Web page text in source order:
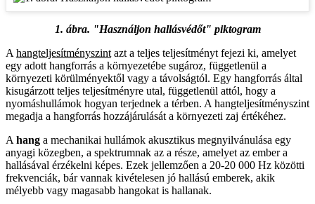
1. ábra. "Használjon hallásvédőt" piktogram
A hangteljesítményszint azt a teljes teljesítményt fejezi ki, amelyet
egy adott hangforrás a környezetébe sugároz, függetlenül a
környezeti körülményektől vagy a távolságtól. Egy hangforrás által
kisugárzott teljes teljesítményre utal, függetlenül attól, hogy a
nyomáshullámok hogyan terjednek a térben. A hangteljesítményszint
megadja a hangforrás hozzájárulását a környezeti zaj értékéhez.
A hang a mechanikai hullámok akusztikus megnyilvánulása egy
anyagi közegben, a spektrumnak az a része, amelyet az ember a
hallásával érzékelni képes. Ezek jellemzően a 20-20 000 Hz közötti
frekvenciák, bár vannak kivételesen jó hallású emberek, akik
mélyebb vagy magasabb hangokat is hallanak.